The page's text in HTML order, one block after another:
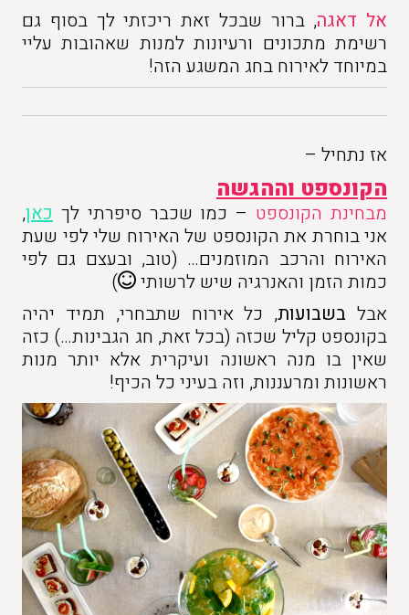
אל דאגה, ברור שבכל זאת ריכזתי לך בסוף גם
רשימת מתכונים ורעיונות למנות שאהובות עליי
במיוחד לאירוח בחג המשגע הזה!
אז נתחיל –
הקונספט וההגשה
מבחינת הקונספט – כמו שכבר סיפרתי לך כאן,
אני בוחרת את הקונספט של האירוח שלי לפי שעת
האירוח והרכב המוזמנים… (טוב, ובעצם גם לפי
כמות הזמן והאנרגיה שיש לרשותי
)
אבל בשבועות, כל אירוח שתבחרי, תמיד יהיה
בקונספט קליל שכזה (בכל זאת, חג הגבינות…) כזה
שאין בו מנה ראשונה ועיקרית אלא יותר מנות
ראשונות ומרעננות, וזה בעיני כל הכיף!